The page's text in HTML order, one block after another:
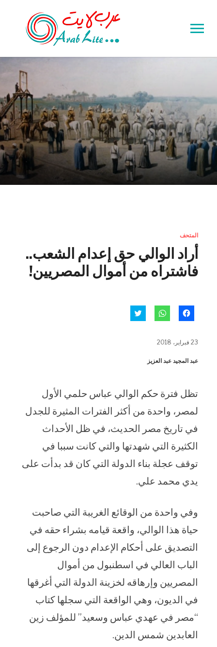
Toggle
المتحف
أراد الوالي حق إعدام الشعب..
فاشتراه من أموال المصريين!
للمشاركة
في
للمشاركة
في 23 فبراير، 2018
عبد المجيد عبد العزيز
تظل فترة حكم الوالي عباس حلمي الأول
لمصر، واحدة من أكثر الفترات المثيرة للجدل
في تاريخ مصر الحديث، في ظل الأحداث
الكثيرة التي شهدتها والتي كانت سببا في
توقف عجلة بناء الدولة التي كان قد بدأت على
يدي محمد علي.
وفي واحدة من الوقائع الغريبة التي صاحبت
حياة هذا الوالي، واقعة قيامه بشراء حقه في
التصديق على أحكام الإعدام دون الرجوع إلى
الباب العالي في اسطنبول من أموال
المصريين وإرهاقه لخزينة الدولة التي أغرقها
في الديون، وهي الواقعة التي سجلها كتاب
“مصر في عهدي عباس وسعيد” للمؤلف زين
العابدين شمس الدين.